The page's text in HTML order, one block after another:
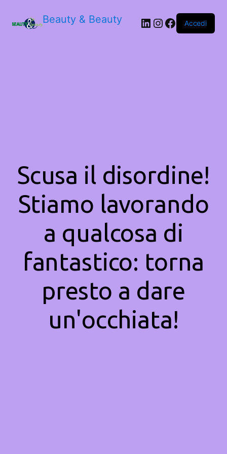
Beauty & Beauty LinkedIn
Instagram
Facebook
Accedi
Scusa il disordine!
Stiamo lavorando
a qualcosa di
fantastico: torna
presto a dare
un'occhiata!